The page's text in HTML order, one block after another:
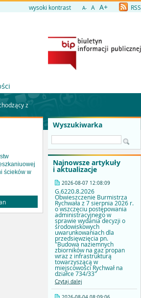
wysoki kontrast A- A A+ RSS
z
Wyszukiwarka
Najnowsze artykuły
i aktualizacje
2026-08-07 12:08:09
G.6220.8.2026
Obwieszczenie Burmistrza
Rychwała z 7 sierpnia 2026 r.
o wszczęciu postępowania
administracyjnego w
sprawie wydania decyzji o
środowiskowych
uwarunkowaniach dla
przedsięwzięcia pn.
"Budowa naziemnych
zbiorników na gaz propan
wraz z infrastrukturą
towarzyszącą w
miejscowości Rychwał na
działce 734/33"
Czytaj dalej
ścieków w